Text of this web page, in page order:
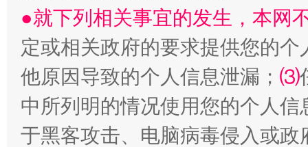
●就下列相关事宜的发生，本网
定或相关政府的要求提供您的个
他原因导致的个人信息泄漏； ⑶
中所列明的情况使用您的个人
于黑客攻击、电脑病毒侵入或